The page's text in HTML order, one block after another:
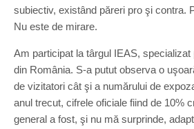
subiectiv, existând păreri pro şi contra.
Nu este de mirare.
Am participat la târgul IEAS,
din România. S-a putut observa o
de vizitatori cât şi a numărului de
anul trecut, cifrele oficiale fiind de 10%
general a fost, şi nu mă surprinde,